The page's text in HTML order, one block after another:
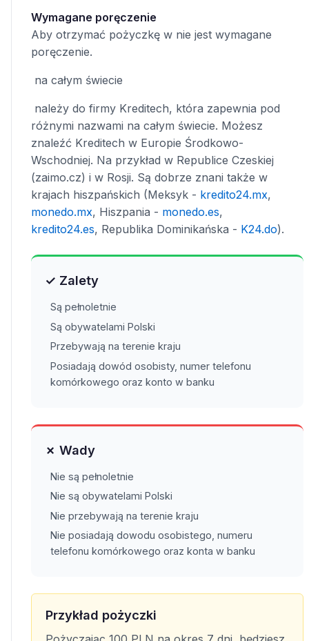
Wymagane poręczenie
Aby otrzymać pożyczkę w nie jest wymagane
poręczenie.
na całym świecie
należy do firmy Kreditech, która zapewnia pod
różnymi nazwami na całym świecie. Możesz
znaleźć Kreditech w Europie Środkowo-
Wschodniej. Na przykład w Republice Czeskiej
(zaimo.cz) i w Rosji. Są dobrze znani także w
krajach hiszpańskich (Meksyk - kredito24.mx,
monedo.mx, Hiszpania - monedo.es,
kredito24.es, Republika Dominikańska - K24.do).
✓ Zalety
Są pełnoletnie
Są obywatelami Polski
Przebywają na terenie kraju
Posiadają dowód osobisty, numer telefonu
komórkowego oraz konto w banku
✗ Wady
Nie są pełnoletnie
Nie są obywatelami Polski
Nie przebywają na terenie kraju
Nie posiadają dowodu osobistego, numeru
telefonu komórkowego oraz konta w banku
Przykład pożyczki